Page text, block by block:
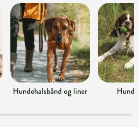
Hundehalsbånd og liner